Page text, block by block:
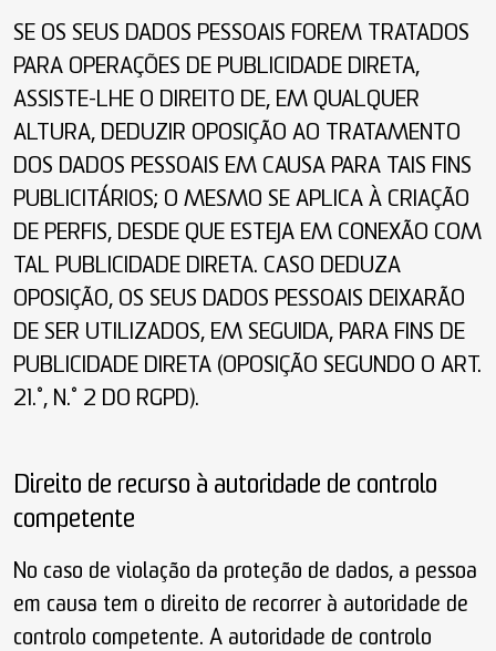
SE OS SEUS DADOS PESSOAIS FOREM TRATADOS
PARA OPERAÇÕES DE PUBLICIDADE DIRETA,
ASSISTE-LHE O DIREITO DE, EM QUALQUER
ALTURA, DEDUZIR OPOSIÇÃO AO TRATAMENTO
DOS DADOS PESSOAIS EM CAUSA PARA TAIS FINS
PUBLICITÁRIOS; O MESMO SE APLICA À CRIAÇÃO
DE PERFIS, DESDE QUE ESTEJA EM CONEXÃO COM
TAL PUBLICIDADE DIRETA. CASO DEDUZA
OPOSIÇÃO, OS SEUS DADOS PESSOAIS DEIXARÃO
DE SER UTILIZADOS, EM SEGUIDA, PARA FINS DE
PUBLICIDADE DIRETA (OPOSIÇÃO SEGUNDO O ART.
21.º, N.º 2 DO RGPD).
Direito de recurso à autoridade de controlo
competente
No caso de violação da proteção de dados, a pessoa
em causa tem o direito de recorrer à autoridade de
controlo competente. A autoridade de controlo